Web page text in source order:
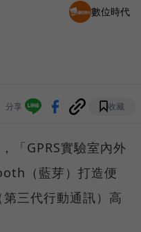
數位時代
分享 收藏
「GPRS實驗室內外
（藍芽）打造便
三代行動通訊）高